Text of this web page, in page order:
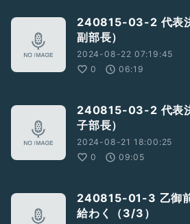
240815-03-2 代表
副部長）
2024-08-22 07:19:45
0
06:19
240815-03-2 代表
子部長）
2024-08-21 18:00:25
0
09:05
240815-01-3 乙御
給わく（3/3）